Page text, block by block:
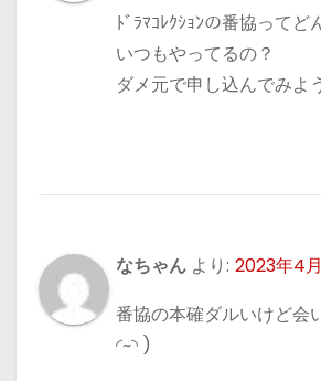
ﾄﾞﾗﾏｺﾚｸｼｮﾝの番協ってど
いつもやってるの？
ダメ元で申し込んでみよ
なちゃん より: 2023年4
番協の本確ダルいけど会
◜~◝ )